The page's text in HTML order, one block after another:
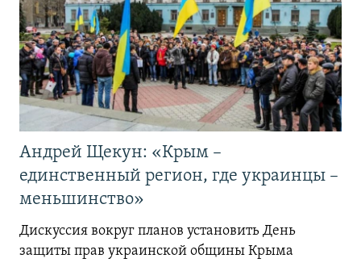
Андрей Щекун: «Крым –
единственный регион, где украинцы –
меньшинство»
Дискуссия вокруг планов установить День
защиты прав украинской общины Крыма